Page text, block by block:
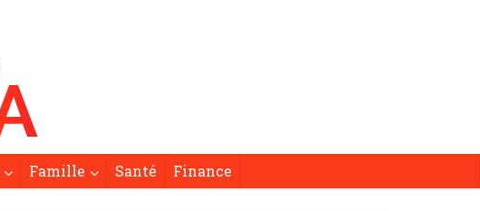
Famille Santé Finance